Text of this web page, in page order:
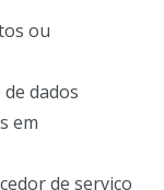
ou
dados
em
de serviço